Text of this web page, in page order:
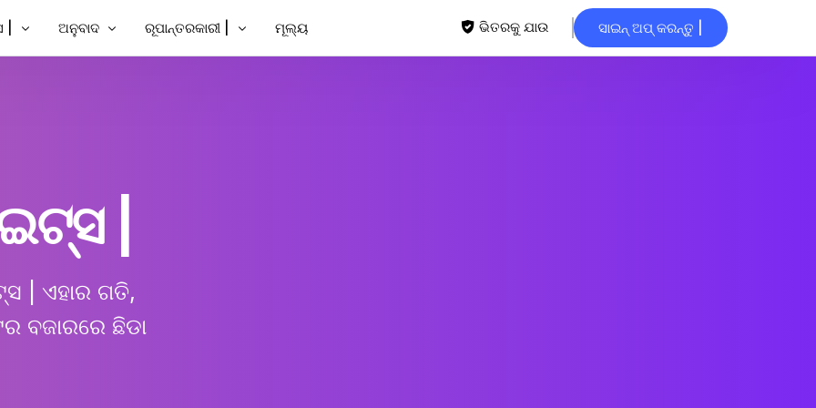
ଅନୁବାଦକ
|
ଅନୁବାଦ ରୂପାନ୍ତରକାରୀ | ମୂଲ୍ୟ ଭିତରକୁ ଯାଉ ସାଇନ୍ ଅପ୍ କରନ୍ତୁ |
|
| ଏହାର ଗତି,
ବଜାରରେ ଛିଡା